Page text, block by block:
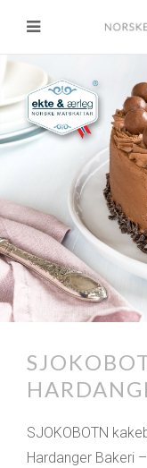
SJOKOBOTN
Hardanger Bakeri